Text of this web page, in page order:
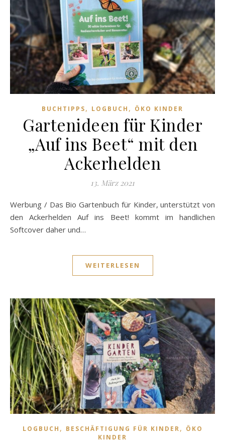
BUCHTIPPS, LOGBUCH , ÖKO KINDER
Gartenideen für Kinder
„Auf ins Beet“ mit den
Ackerhelden
13. März 2021
Werbung / Das Bio Gartenbuch für Kinder, unterstützt von
den Ackerhelden Auf ins Beet! kommt im handlichen
Softcover daher und…
WEITERLESEN
LOGBUCH , BESCHÄFTIGUNG FÜR KINDER, ÖKO
KINDER